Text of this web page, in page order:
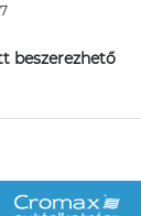
beszerezhető